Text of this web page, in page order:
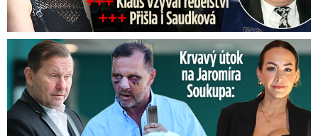
Útok na Jaromíra Soukupa: Reakce Agáty na zmlácení jejího ex